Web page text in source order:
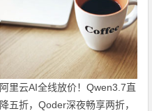
阿里云AI全线放价！Qwen3.7直
降五折，Qoder深夜畅享两折，